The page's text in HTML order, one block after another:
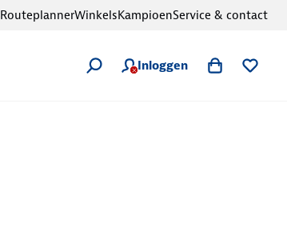
Inloggen
RouteplannerWinkelsKampioenService & contact